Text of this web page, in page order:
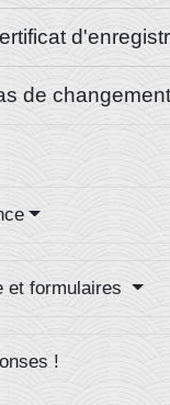
de
et formulaires
!